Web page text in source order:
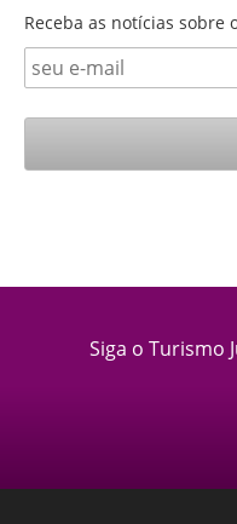
Receba as notícias sobre
Siga o Turismo